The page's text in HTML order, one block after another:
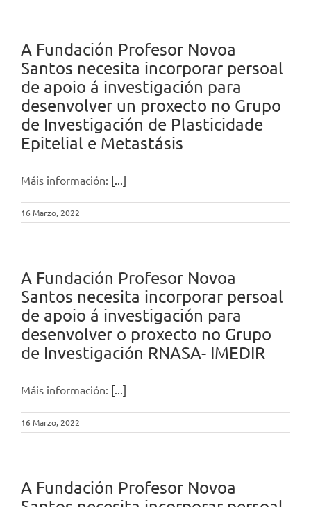
A Fundación Profesor Novoa
Santos necesita incorporar persoal
de apoio á investigación para
desenvolver un proxecto no Grupo
de Investigación de Plasticidade
Epitelial e Metastásis
Máis información: [...]
16 Marzo, 2022
A Fundación Profesor Novoa
Santos necesita incorporar persoal
de apoio á investigación para
desenvolver o proxecto no Grupo
de Investigación RNASA- IMEDIR
Máis información: [...]
16 Marzo, 2022
A Fundación Profesor Novoa